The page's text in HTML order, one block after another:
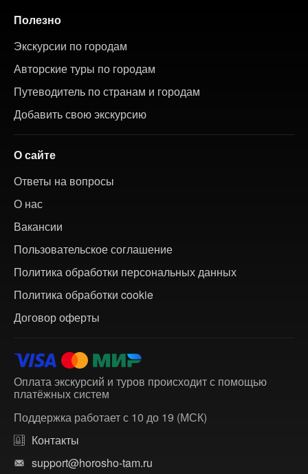
Полезно
Экскурсии по городам
Авторские туры по городам
Путеводитель по странам и городам
Добавить свою экскурсию
О сайте
Ответы на вопросы
О нас
Вакансии
Пользовательское соглашение
Политика обработки персональных данных
Политика обработки cookie
Договор оферты
Оплата экскурсий и туров происходит с помощью
платёжных систем
Поддержка работает с 10 до 19 (МСК)
Контакты
support@horosho-tam.ru